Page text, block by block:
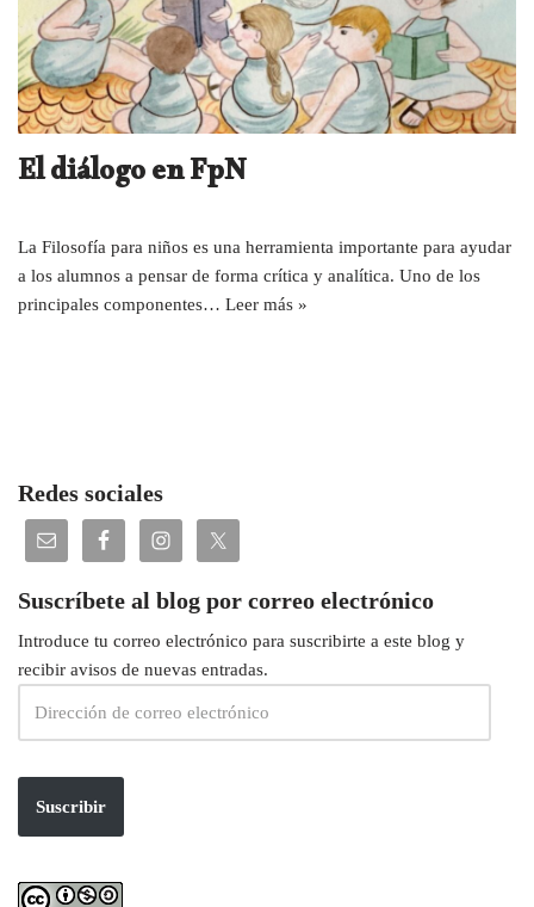
El diálogo en FpN
La Filosofía para niños es una herramienta importante para ayudar
a los alumnos a pensar de forma crítica y analítica. Uno de los
principales componentes… Leer más »
Redes sociales
Suscríbete al blog por correo electrónico
Introduce tu correo electrónico para suscribirte a este blog y
recibir avisos de nuevas entradas.
Suscribir